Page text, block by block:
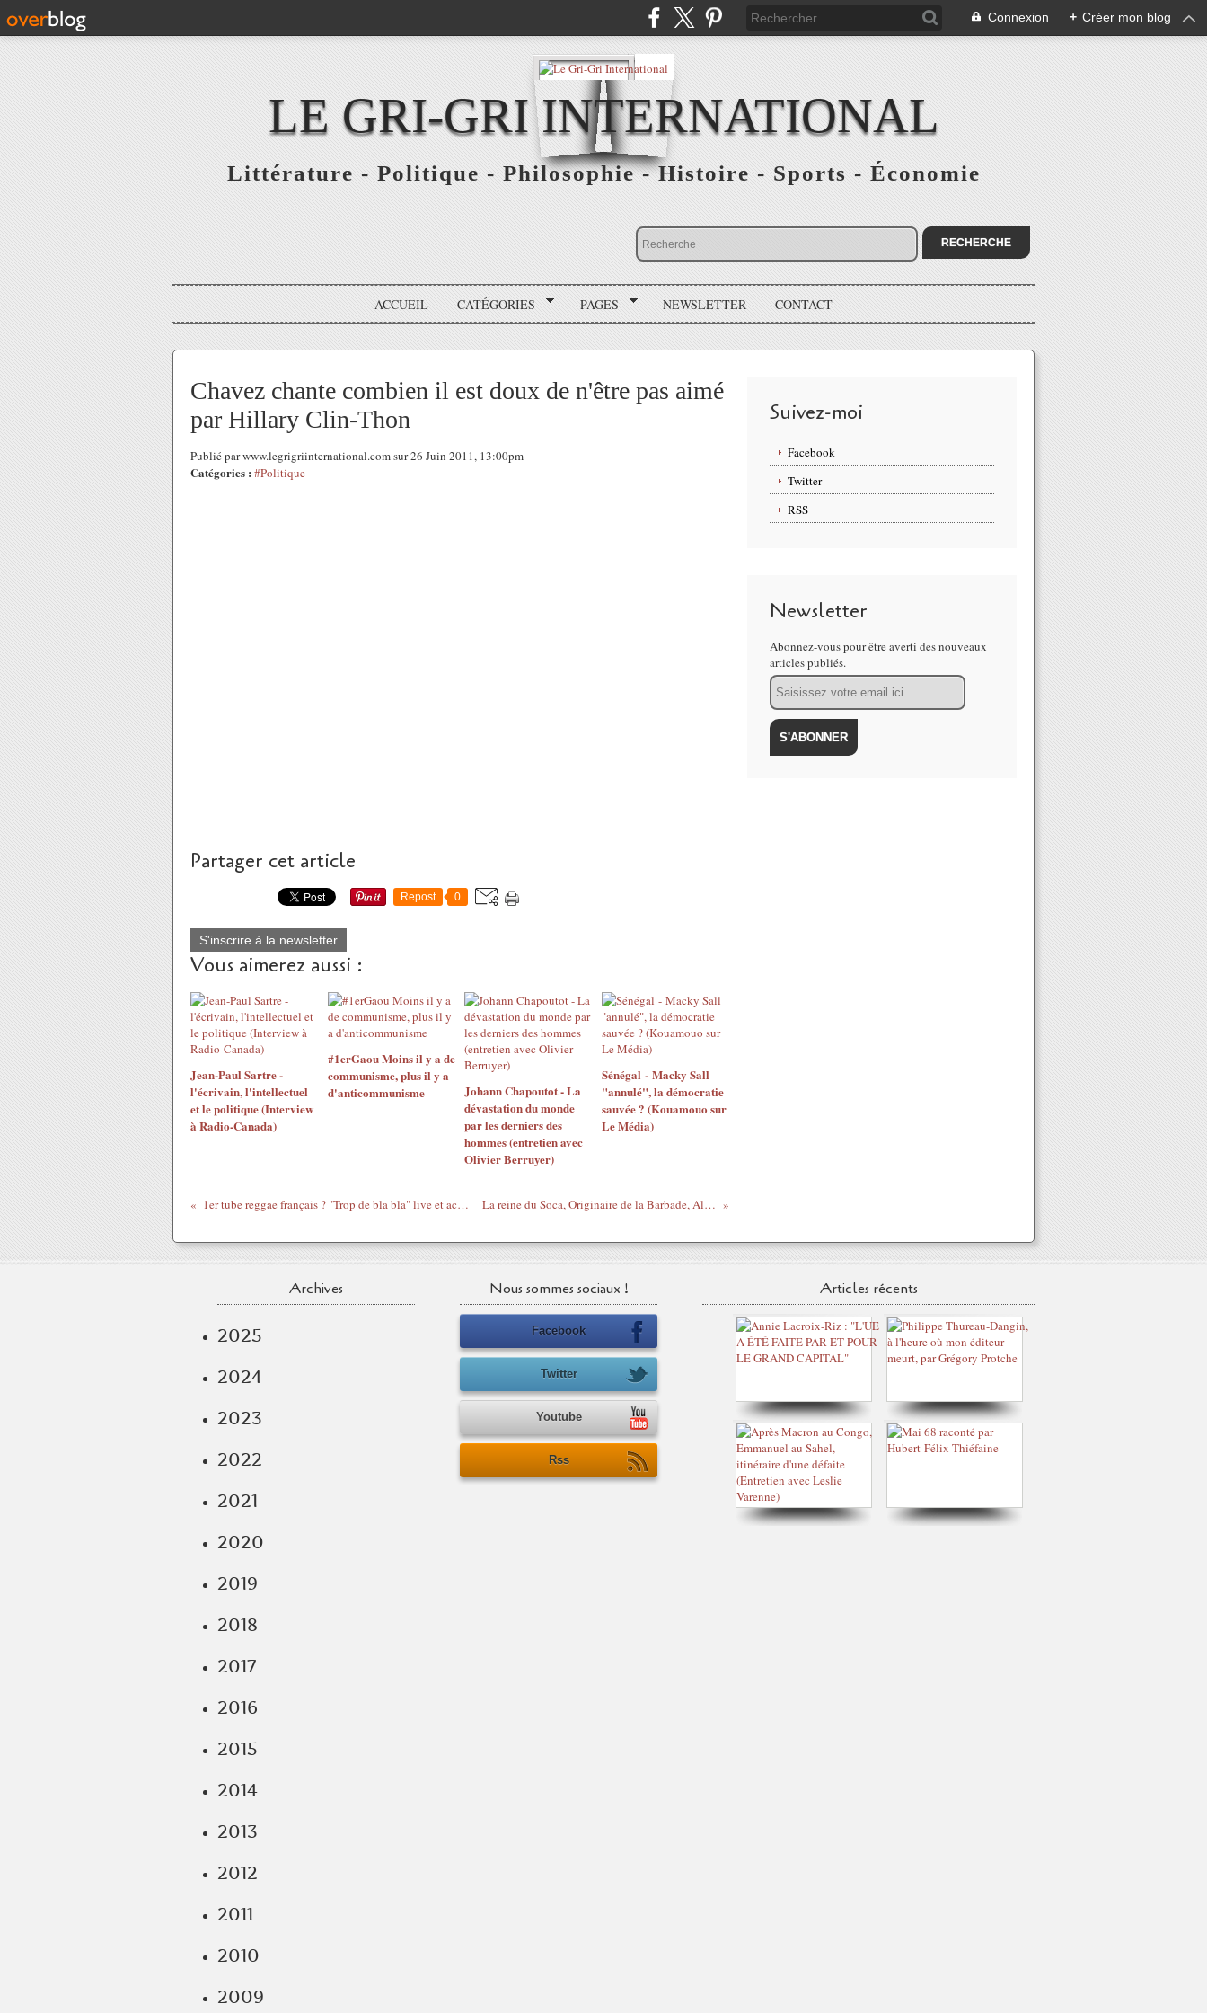
Connexion + Créer mon blog
LE GRI-GRI INTERNATIONAL
Littérature - Politique - Philosophie - Histoire - Sports - Économie
ACCUEIL CATÉGORIES PAGES NEWSLETTER CONTACT
Chavez chante combien il est doux de n'être pas aimé
par Hillary Clin-Thon
Publié par www.legrigriinternational.com sur 26 Juin 2011, 13:00pm
Catégories : #Politique
Partager cet article
Repost 0
S'inscrire à la newsletter
Vous aimerez aussi :
Jean-Paul Sartre -
l'écrivain, l'intellectuel
et le politique (Interview
à Radio-Canada)
#1erGaou Moins il y a de
communisme, plus il y a
d'anticommunisme
Johann Chapoutot - La
dévastation du monde
par les derniers des
hommes (entretien avec
Olivier Berruyer)
Sénégal - Macky Sall
"annulé", la démocratie
sauvée ? (Kouamouo sur
Le Média)
1er tube reggae français ? "Trop de bla bla" live et accoustique chez Ajah Love y'a pas longtemps La reine du Soca, Originaire de la Barbade, Alison Hinds Ft Elephant Man-Roll It Gal
Suivez-moi
Facebook
Twitter
RSS
Newsletter
Abonnez-vous pour être averti des nouveaux
articles publiés.
Email
Archives
2025
2024
2023
2022
2021
2020
2019
2018
2017
2016
2015
2014
2013
2012
2011
2010
2009
Nous sommes sociaux !
Facebook
Twitter
Youtube
Rss
Articles récents